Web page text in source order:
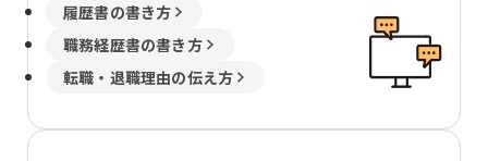
履歴書の書き方
職務経歴書の書き方
転職・退職理由の伝え方